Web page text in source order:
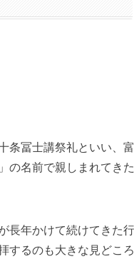
条冨士講祭礼といい、
の名前で親しまれてき
長年かけて続けてきた
するのも大きな見どこ